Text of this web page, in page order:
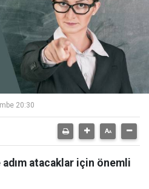
20:30
atacaklar için önemli